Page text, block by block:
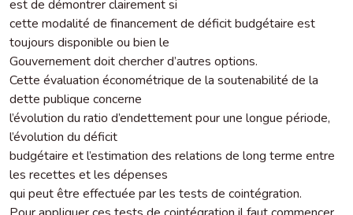
est de démontrer clairement si
cette modalité de financement de déficit budgétaire est
toujours disponible ou bien le
Gouvernement doit chercher d’autres options.
Cette évaluation économétrique de la soutenabilité de la
dette publique concerne
l’évolution du ratio d’endettement pour une longue période,
l’évolution du déficit
budgétaire et l’estimation des relations de long terme entre
les recettes et les dépenses
qui peut être effectuée par les tests de cointégration.